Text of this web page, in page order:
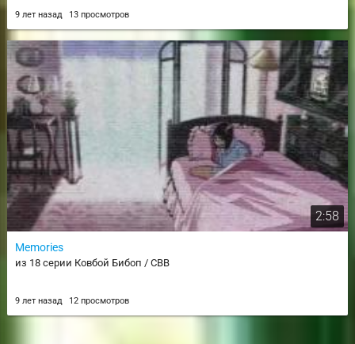
9 лет назад 13 просмотров
2:58
Memories
из 18 серии Ковбой Бибоп / CBB
9 лет назад 12 просмотров